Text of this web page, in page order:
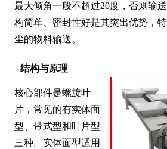
最大倾角一般不超过20度，否则输
构简单、密封性好是其突出优势，
尘的物料输送。
结构与原理
核心部件是螺旋叶
片，常见的有实体面
型、带式型和叶片型
三种。实体面型适用